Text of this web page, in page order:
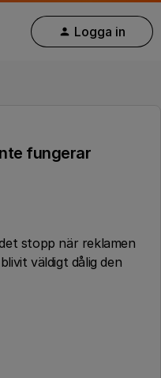
Logga in
fungerar
stopp när reklamen
väldigt dålig den